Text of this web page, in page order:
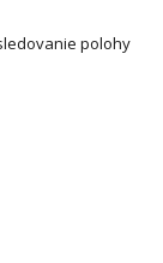
polohy